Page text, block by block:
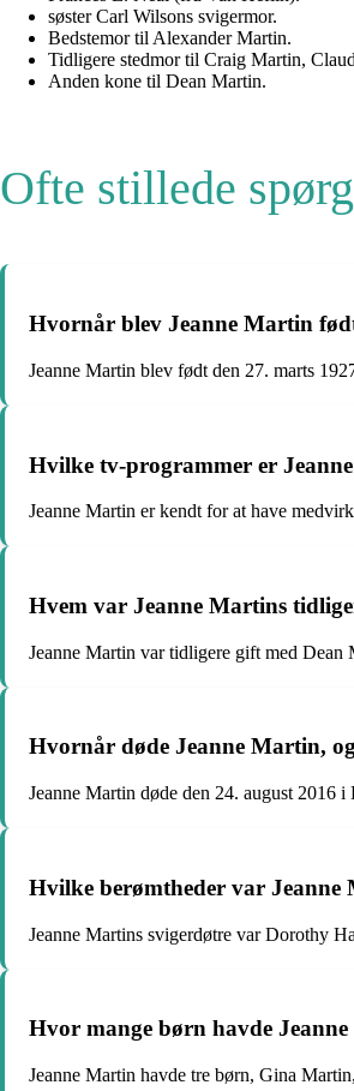
søster Carl Wilsons svigermor.
Bedstemor til Alexander Martin.
Tidligere stedmor til Craig Martin,
Anden kone til Dean Martin.
Ofte stillede
Hvornår blev Jeanne Martin
Jeanne Martin blev født den 27. marts
Hvilke tv-programmer er
Jeanne Martin er kendt for at have
Hvem var Jeanne Martins
Jeanne Martin var tidligere gift med Dean
Hvornår døde Jeanne Martin,
Jeanne Martin døde den 24. august
Hvilke berømtheder var Jeanne
Jeanne Martins svigerdøtre var Dorothy
Hvor mange børn havde
Jeanne Martin havde tre børn, Gina